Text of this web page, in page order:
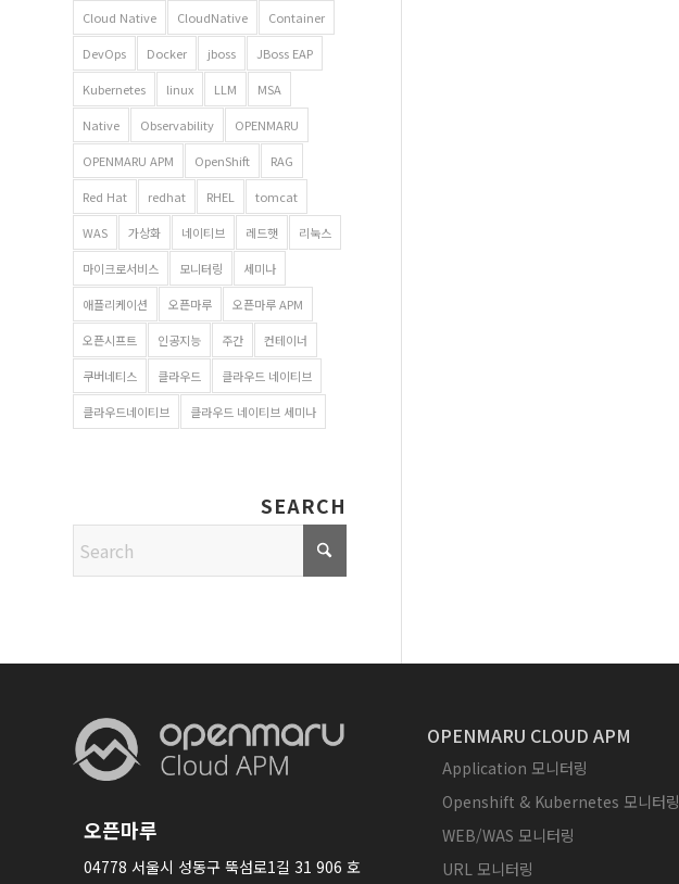
Cloud Native CloudNative Container
DevOps Docker jboss JBoss EAP
Kubernetes linux LLM MSA
Native Observability OPENMARU
OPENMARU APM OpenShift RAG
Red Hat redhat RHEL tomcat
WAS 가상화 네이티브 레드햇 리눅스
마이크로서비스 모니터링 세미나
애플리케이션 오픈마루 오픈마루 APM
오픈시프트 인공지능 주간 컨테이너
쿠버네티스 클라우드 클라우드 네이티브
클라우드네이티브 클라우드 네이티브 세미나
SEARCH
오픈마루
04778 서울시 성동구 뚝섬로1길 31 906 호
OPENMARU CLOUD APM
Application 모니터링
Openshift & Kubernetes 모니터링
WEB/WAS 모니터링
URL 모니터링